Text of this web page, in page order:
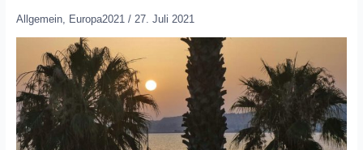
Allgemein, Europa2021/ 27. Juli 2021